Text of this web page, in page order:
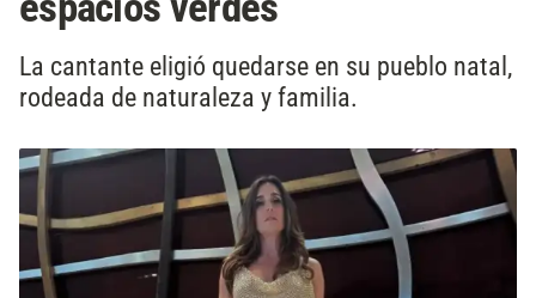
La cantante eligió quedarse en su pueblo natal,
rodeada de naturaleza y familia.